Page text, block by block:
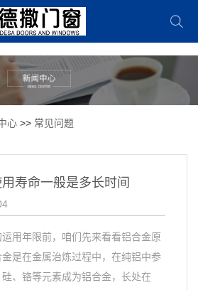
心 >> 常见问题
寿命一般是多长时间
用年限前，咱们先来看看铝合金原
是在金属治炼过程中，在纯铝中参
、铬等元素成为铝合金，长处在